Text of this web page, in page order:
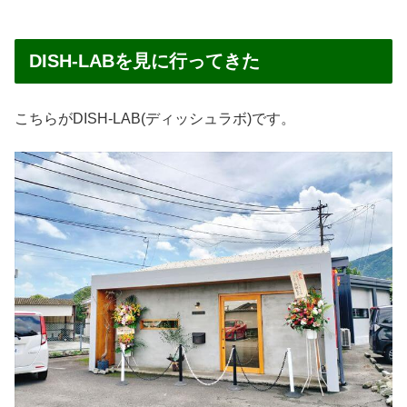
DISH-LABを見に行ってきた
こちらがDISH-LAB(ディッシュラボ)です。